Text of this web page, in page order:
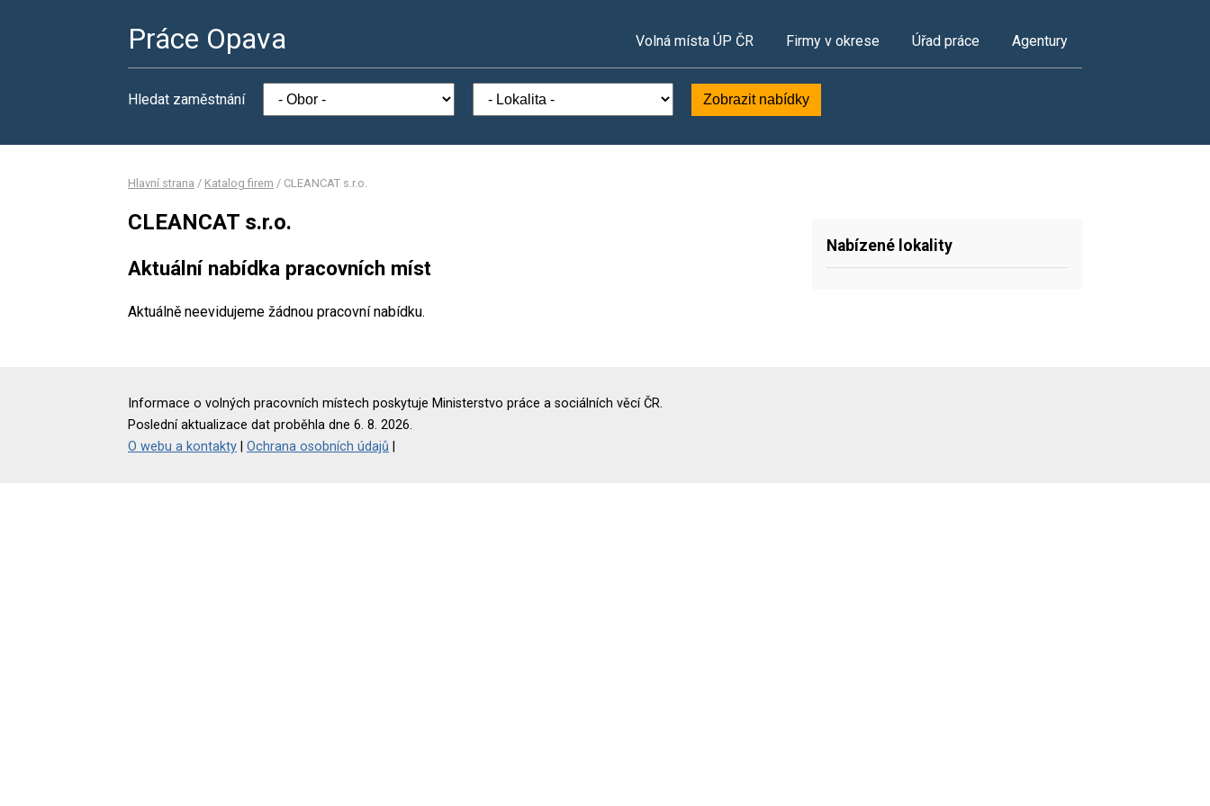
Práce Opava Volná místa ÚP ČR Firmy v okrese Úřad práce Agentury
Hledat zaměstnání Zobrazit nabídky
Hlavní strana / Katalog firem / CLEANCAT s.r.o.
CLEANCAT s.r.o.
Aktuální nabídka pracovních míst
Aktuálně neevidujeme žádnou pracovní nabídku.
Nabízené lokality
Informace o volných pracovních místech poskytuje Ministerstvo práce a sociálních věcí ČR.
Poslední aktualizace dat proběhla dne 6. 8. 2026.
O webu a kontakty
Ochrana osobních údajů